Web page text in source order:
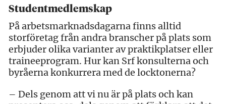
Studentmedlemskap
På arbetsmarknadsdagarna finns alltid
storföretag från andra branscher på plats som
erbjuder olika varianter av praktikplatser eller
traineeprogram. Hur kan Srf konsulterna och
byråerna konkurrera med de locktonerna?
– Dels genom att vi nu är på plats och kan